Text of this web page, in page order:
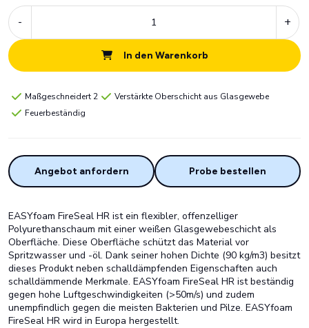
- +
In den Warenkorb
Maßgeschneidert 2
Verstärkte Oberschicht aus Glasgewebe
Feuerbeständig
Angebot anfordern Probe bestellen
EASYfoam FireSeal HR ist ein flexibler, offenzelliger
Polyurethanschaum mit einer weißen Glasgewebeschicht als
Oberfläche. Diese Oberfläche schützt das Material vor
Spritzwasser und -öl. Dank seiner hohen Dichte (90 kg/m3) besitzt
dieses Produkt neben schalldämpfenden Eigenschaften auch
schalldämmende Merkmale. EASYfoam FireSeal HR ist beständig
gegen hohe Luftgeschwindigkeiten (>50m/s) und zudem
unempfindlich gegen die meisten Bakterien und Pilze. EASYfoam
FireSeal HR wird in Europa hergestellt.